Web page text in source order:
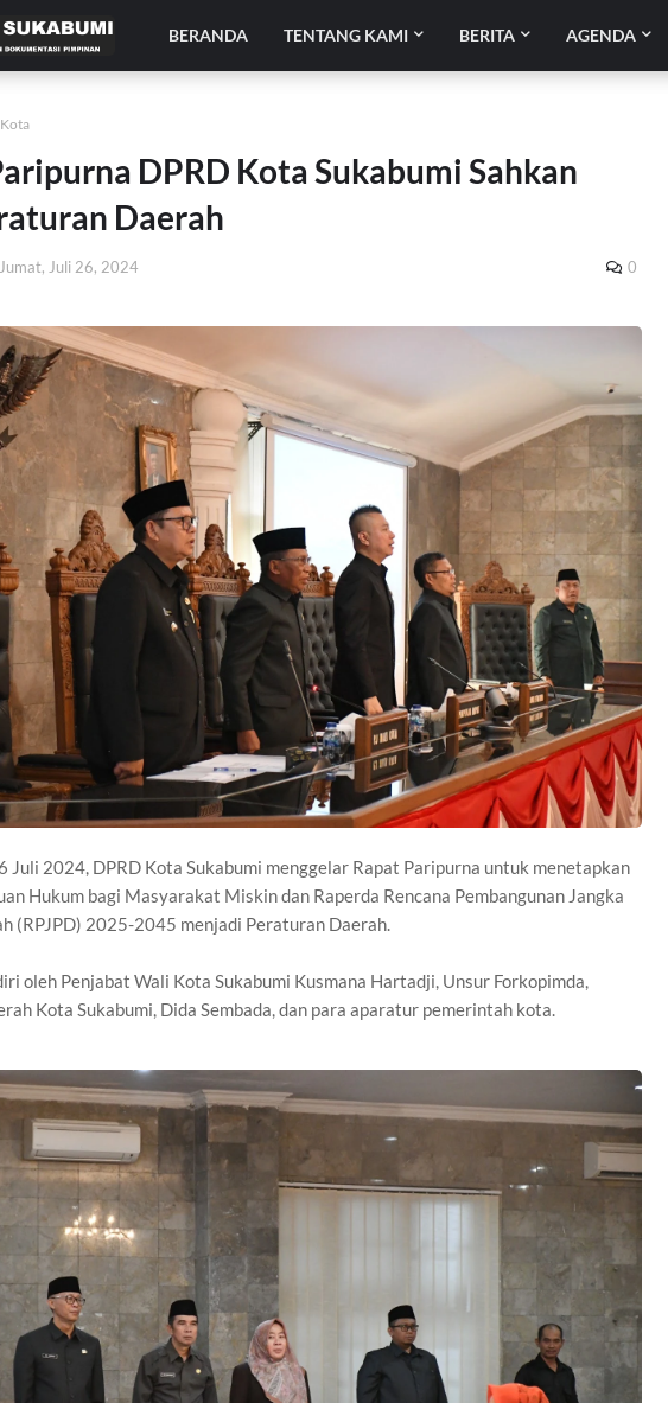
BERANDA TENTANG KAMI BERITA AGENDA
DPRD Kota Sukabumi Sahkan
Daerah
Jumat, Juli 26, 2024 0
Juli 2024, DPRD Kota Sukabumi menggelar Rapat Paripurna untuk menetapkan
Hukum bagi Masyarakat Miskin dan Raperda Rencana Pembangunan Jangka
(RPJPD) 2025-2045 menjadi Peraturan Daerah.
oleh Penjabat Wali Kota Sukabumi Kusmana Hartadji, Unsur Forkopimda,
Kota Sukabumi, Dida Sembada, dan para aparatur pemerintah kota.